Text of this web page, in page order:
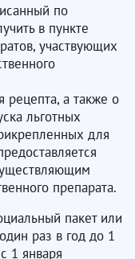
по
в пункте
участвующих
рецепта, а также о
льготных
для
препарата.
пакет или
раз в год до 1
1 января